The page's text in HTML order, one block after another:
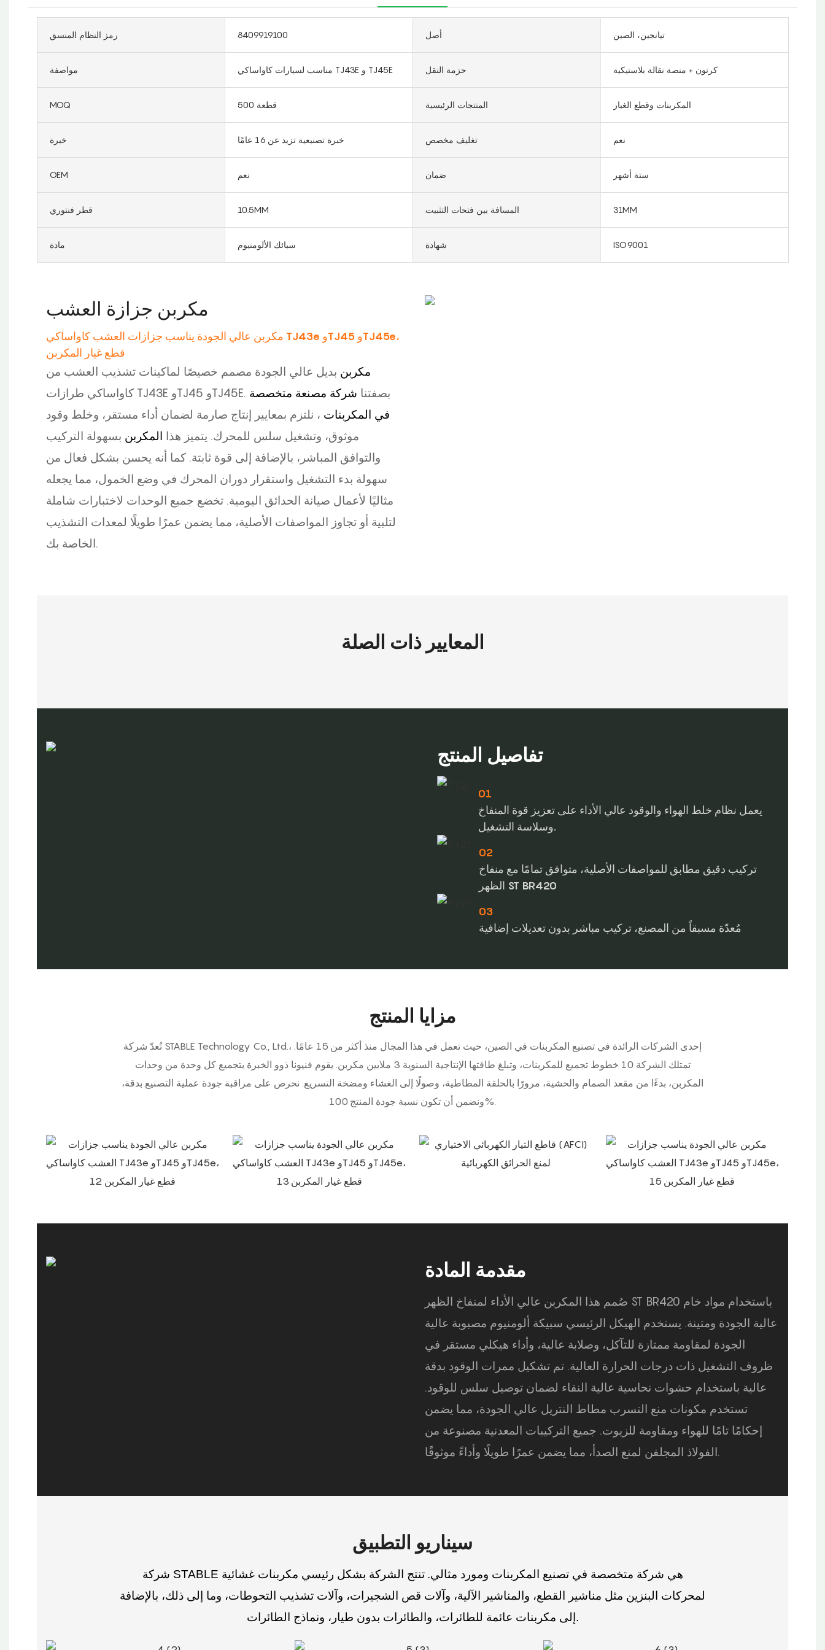
رمز النظام المنسق 8409919100 أصل تيانجين، الصين
مواصفة مناسب لسيارات كاواساكي TJ43E و TJ45E حزمة النقل كرتون + منصة نقالة بلاستيكية
MOQ 500 قطعة المنتجات الرئيسية المكربنات وقطع الغيار
خبرة خبرة تصنيعية تزيد عن 16 عامًا تغليف مخصص نعم
OEM نعم ضمان ستة أشهر
قطر فنتوري 10.5MM المسافة بين فتحات التثبيت 31MM
مادة سبائك الألومنيوم شهادة ISO9001
مكربن ​​جزازة العشب
مكربن ​​عالي الجودة يناسب جزازات العشب كاواساكي TJ43e وTJ45 وTJ45e،
قطع غيار المكربن
مكربن ​​بديل عالي الجودة مصمم خصيصًا لماكينات تشذيب العشب من
كاواساكي طرازات TJ43E وTJ45 وTJ45E. بصفتنا شركة مصنعة متخصصة
في المكربنات ، نلتزم بمعايير إنتاج صارمة لضمان أداء مستقر، وخلط وقود
موثوق، وتشغيل سلس للمحرك. يتميز هذا المكربن ​​بسهولة التركيب
والتوافق المباشر، بالإضافة إلى قوة ثابتة. كما أنه يحسن بشكل فعال من
سهولة بدء التشغيل واستقرار دوران المحرك في وضع الخمول، مما يجعله
مثاليًا لأعمال صيانة الحدائق اليومية. تخضع جميع الوحدات لاختبارات شاملة
لتلبية أو تجاوز المواصفات الأصلية، مما يضمن عمرًا طويلًا لمعدات التشذيب
الخاصة بك.
المعايير ذات الصلة
تفاصيل المنتج
01
يعمل نظام خلط الهواء والوقود عالي الأداء على تعزيز قوة المنفاخ
وسلاسة التشغيل.
02
تركيب دقيق مطابق للمواصفات الأصلية، متوافق تمامًا مع منفاخ
الظهر ST BR420
03
مُعدّة مسبقاً من المصنع، تركيب مباشر بدون تعديلات إضافية
مزايا المنتج
تُعدّ شركة STABLE Technology Co., Ltd.، إحدى الشركات الرائدة في تصنيع المكربنات في الصين، حيث تعمل في هذا المجال منذ أكثر من 15 عامًا.
تمتلك الشركة 10 خطوط تجميع للمكربنات، وتبلغ طاقتها الإنتاجية السنوية 3 ملايين مكربن. يقوم فنيونا ذوو الخبرة بتجميع كل وحدة من وحدات
المكربن، بدءًا من مقعد الصمام والحشية، مرورًا بالحلقة المطاطية، وصولًا إلى الغشاء ومضخة التسريع. نحرص على مراقبة جودة عملية التصنيع بدقة،
ونضمن أن تكون نسبة جودة المنتج 100%.
مقدمة المادة
صُمم هذا المكربن ​​عالي الأداء لمنفاخ الظهر ST BR420 باستخدام مواد خام
عالية الجودة ومتينة. يستخدم الهيكل الرئيسي سبيكة ألومنيوم مصبوبة عالية
الجودة لمقاومة ممتازة للتآكل، وصلابة عالية، وأداء هيكلي مستقر في
ظروف التشغيل ذات درجات الحرارة العالية. تم تشكيل ممرات الوقود بدقة
عالية باستخدام حشوات نحاسية عالية النقاء لضمان توصيل سلس للوقود.
تستخدم مكونات منع التسرب مطاط النتريل عالي الجودة، مما يضمن
إحكامًا تامًا للهواء ومقاومة للزيوت. جميع التركيبات المعدنية مصنوعة من
الفولاذ المجلفن لمنع الصدأ، مما يضمن عمرًا طويلًا وأداءً موثوقًا.
سيناريو التطبيق
شركة STABLE هي شركة متخصصة في تصنيع المكربنات ومورد مثالي. تنتج الشركة بشكل رئيسي مكربنات غشائية
لمحركات البنزين مثل مناشير القطع، والمناشير الآلية، وآلات قص الشجيرات، وآلات تشذيب التحوطات، وما إلى ذلك، بالإضافة
إلى مكربنات عائمة للطائرات، والطائرات بدون طيار، ونماذج الطائرات.